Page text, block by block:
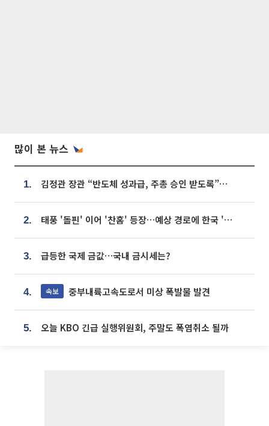
많이 본 뉴스
1. 김정관 장관 “반도체 성과급, 주총 승인 받도록”…상법·자본시장법 개정 시사
2. 태풍 '돌핀' 이어 '찬홈' 등장…예상 경로에 한국 '한숨'
3. 급등한 국제 금값…국내 금시세는?
4. 속보 중부내륙고속도로서 미상 폭발물 발견
5. 오늘 KBO 긴급 실행위원회, 주말도 폭염취소 될까